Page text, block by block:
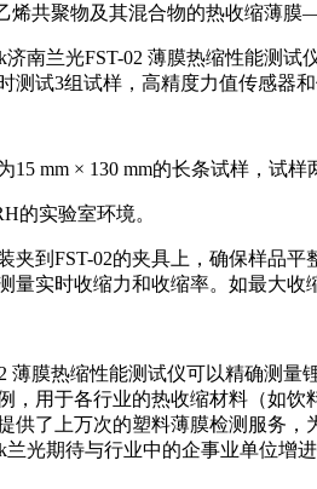
烯共聚物及其混合物的热收缩薄
济南兰光FST-02 薄膜热缩性能测
测试3组试样，高精度力值传感器
15 mm × 130 mm的长条试样，试
的实验室环境。
夹到FST-02的夹具上，确保样品
量实时收缩力和收缩率。如最大收
薄膜热缩性能测试仪可以精确测
，用于各行业的热收缩材料（如
供了上万次的塑料薄膜检测服务
兰光期待与行业中的企事业单位增